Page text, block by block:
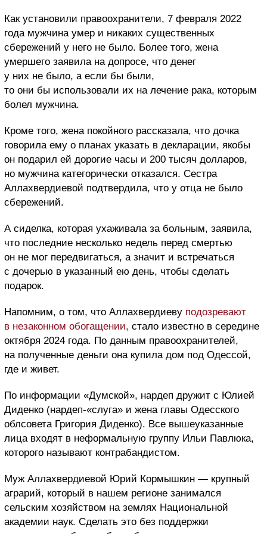
Как установили правоохранители, 7 февраля 2022
года мужчина умер и никаких существенных
сбережений у него не было. Более того, жена
умершего заявила на допросе, что денег
у них не было, а если бы были,
то они бы использовали их на лечение рака, которым
болел мужчина.
Кроме того, жена покойного рассказала, что дочка
говорила ему о планах указать в декларации, якобы
он подарил ей дорогие часы и 200 тысяч долларов,
но мужчина категорически отказался. Сестра
Аллахвердиевой подтвердила, что у отца не было
сбережений.
А сиделка, которая ухаживала за больным, заявила,
что последние несколько недель перед смертью
он не мог передвигаться, а значит и встречаться
с дочерью в указанный ею день, чтобы сделать
подарок.
Напомним, о том, что Аллахвердиеву подозревают
в незаконном обогащении, стало известно в середине
октября 2024 года. По данным правоохранителей,
на полученные деньги она купила дом под Одессой,
где и живет.
По информации «Думской», нардеп дружит с Юлией
Диденко (нардеп-«слуга» и жена главы Одесского
облсовета Григория Диденко). Все вышеуказанные
лица входят в неформальную группу Ильи Павлюка,
которого называют контрабандистом.
Муж Аллахвердиевой Юрий Кормышкин — крупный
аграрий, который в нашем регионе занимался
сельским хозяйством на землях Национальной
академии наук. Сделать это без поддержки